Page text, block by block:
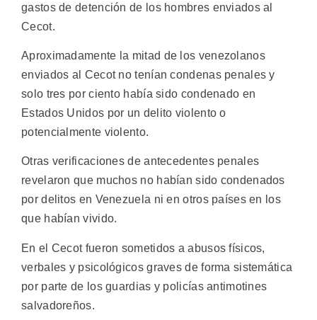
gastos de detención de los hombres enviados al
Cecot.
Aproximadamente la mitad de los venezolanos
enviados al Cecot no tenían condenas penales y
solo tres por ciento había sido condenado en
Estados Unidos por un delito violento o
potencialmente violento.
Otras verificaciones de antecedentes penales
revelaron que muchos no habían sido condenados
por delitos en Venezuela ni en otros países en los
que habían vivido.
En el Cecot fueron sometidos a abusos físicos,
verbales y psicológicos graves de forma sistemática
por parte de los guardias y policías antimotines
salvadoreños.